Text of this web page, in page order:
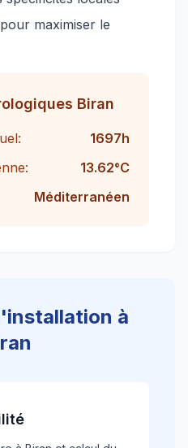
maximiser le
Biran
1697h
13.62°C
Méditerranéen
à